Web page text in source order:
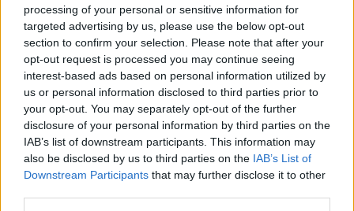
processing of your personal or sensitive information for
targeted advertising by us, please use the below opt-out
section to confirm your selection. Please note that after your
opt-out request is processed you may continue seeing
interest-based ads based on personal information utilized by
us or personal information disclosed to third parties prior to
your opt-out. You may separately opt-out of the further
disclosure of your personal information by third parties on the
IAB’s list of downstream participants. This information may
also be disclosed by us to third parties on the IAB’s List of
Downstream Participants that may further disclose it to other
Τα δεδομένα προσωπικού χαρακτήρα που έχουν
καταστεί ανώνυμα, έχουν κρυπτογραφηθεί ή για τα
οποία έχουν χρησιμοποιηθεί ψευδώνυμα, αλλά τα
οποία μπορούν να χρησιμοποιηθούν για την
επαναταυτοποίηση ενός ατόμου, παραμένουν
δεδομένα προσωπικού χαρακτήρα και εμπίπτουν
στο πεδίο εφαρμογής του ΓΚΠΔ.
Τα δεδομένα προσωπικού χαρακτήρα που έχουν